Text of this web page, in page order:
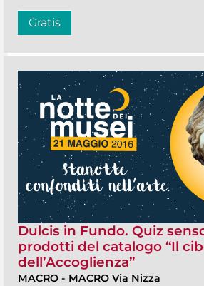
Gratis
Dulcis in Fundo. Quiz
prodotti del catalogo “Il
dell’Accoglienza”
MACRO - MACRO Via Nizza